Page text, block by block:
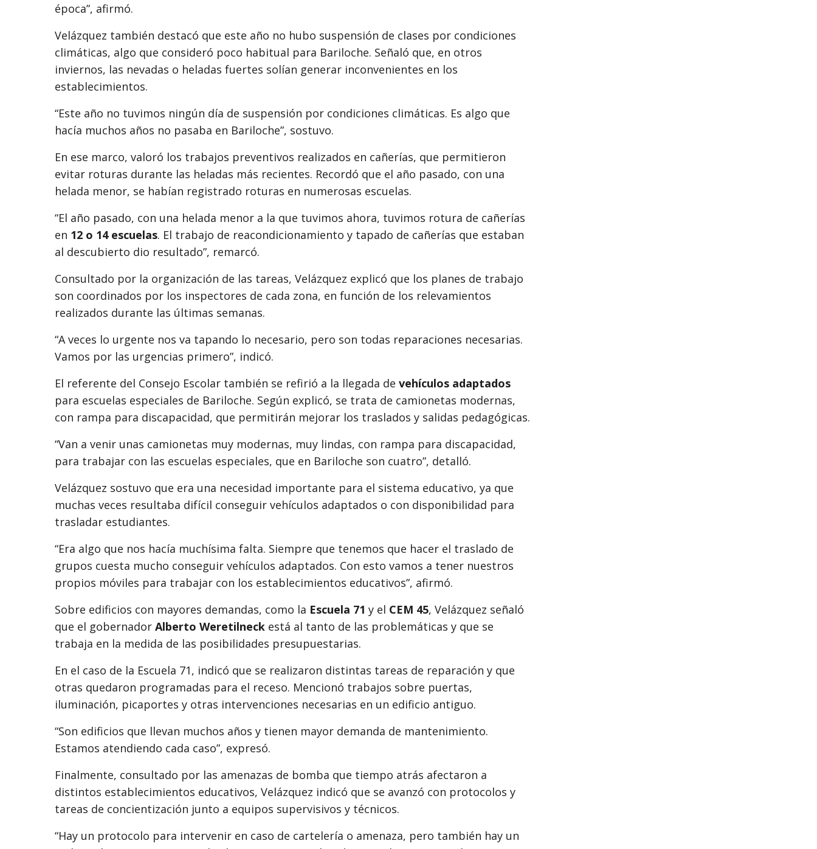
época”, afirmó.
Velázquez también destacó que este año no hubo suspensión de clases por condiciones
climáticas, algo que consideró poco habitual para Bariloche. Señaló que, en otros
inviernos, las nevadas o heladas fuertes solían generar inconvenientes en los
establecimientos.
“Este año no tuvimos ningún día de suspensión por condiciones climáticas. Es algo que
hacía muchos años no pasaba en Bariloche”, sostuvo.
En ese marco, valoró los trabajos preventivos realizados en cañerías, que permitieron
evitar roturas durante las heladas más recientes. Recordó que el año pasado, con una
helada menor, se habían registrado roturas en numerosas escuelas.
“El año pasado, con una helada menor a la que tuvimos ahora, tuvimos rotura de cañerías
en 12 o 14 escuelas. El trabajo de reacondicionamiento y tapado de cañerías que estaban
al descubierto dio resultado”, remarcó.
Consultado por la organización de las tareas, Velázquez explicó que los planes de trabajo
son coordinados por los inspectores de cada zona, en función de los relevamientos
realizados durante las últimas semanas.
“A veces lo urgente nos va tapando lo necesario, pero son todas reparaciones necesarias.
Vamos por las urgencias primero”, indicó.
El referente del Consejo Escolar también se refirió a la llegada de vehículos adaptados
para escuelas especiales de Bariloche. Según explicó, se trata de camionetas modernas,
con rampa para discapacidad, que permitirán mejorar los traslados y salidas pedagógicas.
“Van a venir unas camionetas muy modernas, muy lindas, con rampa para discapacidad,
para trabajar con las escuelas especiales, que en Bariloche son cuatro”, detalló.
Velázquez sostuvo que era una necesidad importante para el sistema educativo, ya que
muchas veces resultaba difícil conseguir vehículos adaptados o con disponibilidad para
trasladar estudiantes.
“Era algo que nos hacía muchísima falta. Siempre que tenemos que hacer el traslado de
grupos cuesta mucho conseguir vehículos adaptados. Con esto vamos a tener nuestros
propios móviles para trabajar con los establecimientos educativos”, afirmó.
Sobre edificios con mayores demandas, como la Escuela 71 y el CEM 45, Velázquez señaló
que el gobernador Alberto Weretilneckestá al tanto de las problemáticas y que se
trabaja en la medida de las posibilidades presupuestarias.
En el caso de la Escuela 71, indicó que se realizaron distintas tareas de reparación y que
otras quedaron programadas para el receso. Mencionó trabajos sobre puertas,
iluminación, picaportes y otras intervenciones necesarias en un edificio antiguo.
“Son edificios que llevan muchos años y tienen mayor demanda de mantenimiento.
Estamos atendiendo cada caso”, expresó.
Finalmente, consultado por las amenazas de bomba que tiempo atrás afectaron a
distintos establecimientos educativos, Velázquez indicó que se avanzó con protocolos y
tareas de concientización junto a equipos supervisivos y técnicos.
“Hay un protocolo para intervenir en caso de cartelería o amenaza, pero también hay un